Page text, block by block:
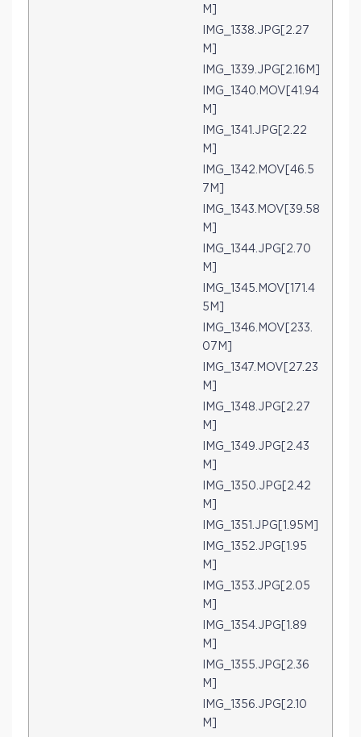
M]
IMG_1338.JPG[2.27
M]
IMG_1339.JPG[2.16M]
IMG_1340.MOV[41.94
M]
IMG_1341.JPG[2.22
M]
IMG_1342.MOV[46.5
7M]
IMG_1343.MOV[39.58
M]
IMG_1344.JPG[2.70
M]
IMG_1345.MOV[171.4
5M]
IMG_1346.MOV[233.
07M]
IMG_1347.MOV[27.23
M]
IMG_1348.JPG[2.27
M]
IMG_1349.JPG[2.43
M]
IMG_1350.JPG[2.42
M]
IMG_1351.JPG[1.95M]
IMG_1352.JPG[1.95
M]
IMG_1353.JPG[2.05
M]
IMG_1354.JPG[1.89
M]
IMG_1355.JPG[2.36
M]
IMG_1356.JPG[2.10
M]